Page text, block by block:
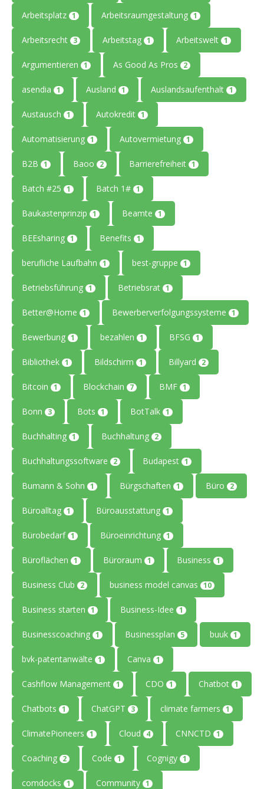
Arbeitsplatz 1 Arbeitsraumgestaltung 1
Arbeitsrecht 3 Arbeitstag 1 Arbeitswelt 1
Argumentieren 1 As Good As Pros 2
asendia 1 Ausland 1 Auslandsaufenthalt 1
Austausch 1 Autokredit 1
Automatisierung 1 Autovermietung 1
B2B 1 Baoo 2 Barrierefreiheit 1
Batch #25 1 Batch 1# 1
Baukastenprinzip 1 Beamte 1
BEEsharing 1 Benefits 1
berufliche Laufbahn 1 best-gruppe 1
Betriebsführung 1 Betriebsrat 1
Better@Home 1 Bewerberverfolgungssysteme 1
Bewerbung 1 bezahlen 1 BFSG 1
Bibliothek 1 Bildschirm 1 Billyard 2
Bitcoin 1 Blockchain 7 BMF 1
Bonn 3 Bots 1 BotTalk 1
Buchhalting 1 Buchhaltung 2
Buchhaltungssoftware 2 Budapest 1
Bumann & Sohn 1 Bürgschaften 1 Büro 2
Büroalltag 1 Büroausstattung 1
Bürobedarf 1 Büroeinrichtung 1
Büroflächen 1 Büroraum 1 Business 1
Business Club 2 business model canvas 10
Business starten 1 Business-Idee 1
Businesscoaching 1 Businessplan 5 buuk 1
bvk-patentanwälte 1 Canva 1
Cashflow Management 1 CDO 1 Chatbot 1
Chatbots 1 ChatGPT 3 climate farmers 1
ClimatePioneers 1 Cloud 4 CNNCTD 1
Coaching 2 Code 1 Cognigy 1
comdocks 1 Community 1